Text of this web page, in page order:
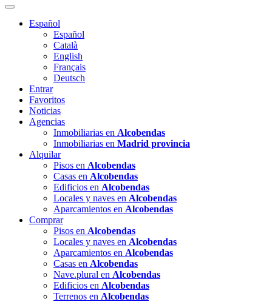
Español
Español
Català
English
Français
Deutsch
Entrar
Favoritos
Noticias
Agencias
Inmobiliarias en Alcobendas
Inmobiliarias en Madrid provincia
Alquilar
Pisos en Alcobendas
Casas en Alcobendas
Edificios en Alcobendas
Locales y naves en Alcobendas
Aparcamientos en Alcobendas
Comprar
Pisos en Alcobendas
Locales y naves en Alcobendas
Aparcamientos en Alcobendas
Casas en Alcobendas
Nave.plural en Alcobendas
Edificios en Alcobendas
Terrenos en Alcobendas